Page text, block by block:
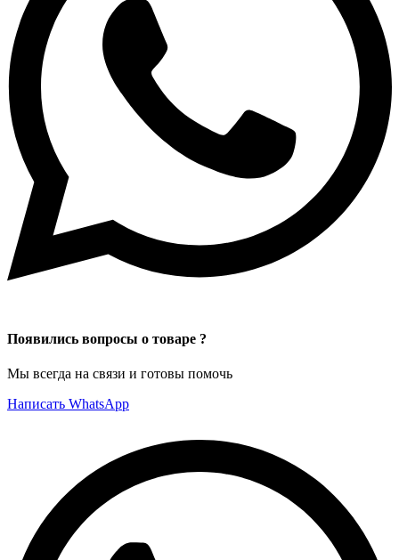
Появились вопросы о товаре ?
Мы всегда на связи и готовы помочь
Написать WhatsApp